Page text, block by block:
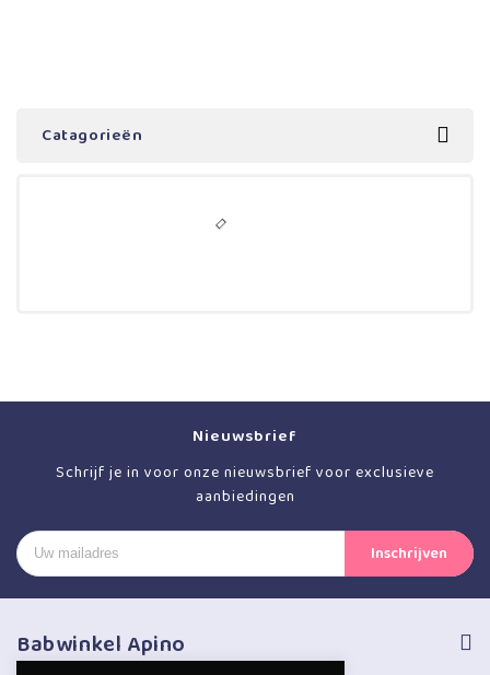
Catagorieën
Nieuwsbrief
Schrijf je in voor onze nieuwsbrief voor exclusieve
aanbiedingen
Babwinkel Apino